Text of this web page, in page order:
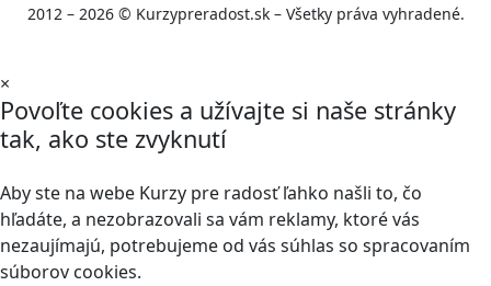
2012 – 2026 © Kurzypreradost.sk – Všetky práva vyhradené.
×
Povoľte cookies a užívajte si naše stránky
tak, ako ste zvyknutí
Aby ste na webe Kurzy pre radosť ľahko našli to, čo
hľadáte, a nezobrazovali sa vám reklamy, ktoré vás
nezaujímajú, potrebujeme od vás súhlas so spracovaním
súborov cookies.